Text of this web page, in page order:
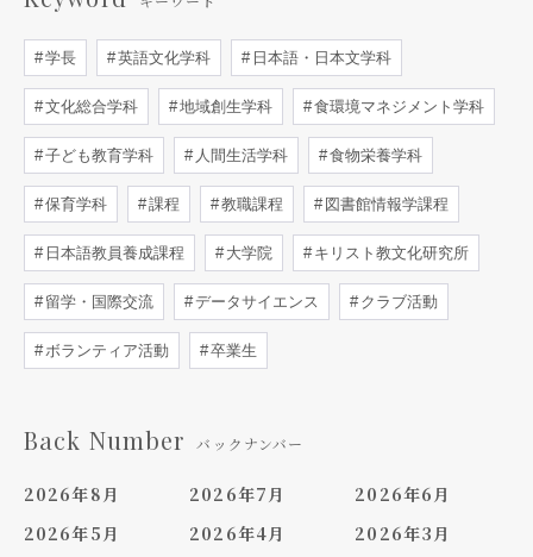
学長 英語文化学科 日本語・日本文学科
文化総合学科 地域創生学科 食環境マネジメント学科
子ども教育学科 人間生活学科 食物栄養学科
保育学科 課程 教職課程 図書館情報学課程
日本語教員養成課程 大学院 キリスト教文化研究所
留学・国際交流 データサイエンス クラブ活動
ボランティア活動 卒業生
Back Number バックナンバー
2026年8月 2026年7月
2026年6月
2026年5月
2026年4月
2026年3月